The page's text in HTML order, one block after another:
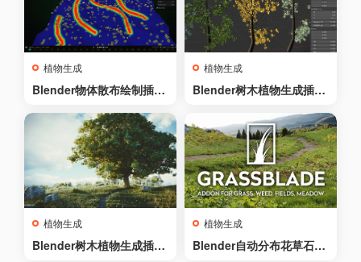
植物生成
Blender物体散布绘制插件
植物生成
Blender树木植物生成插件
植物生成
Blender树木植物生成插件
植物生成
Blender自动分布花草石头